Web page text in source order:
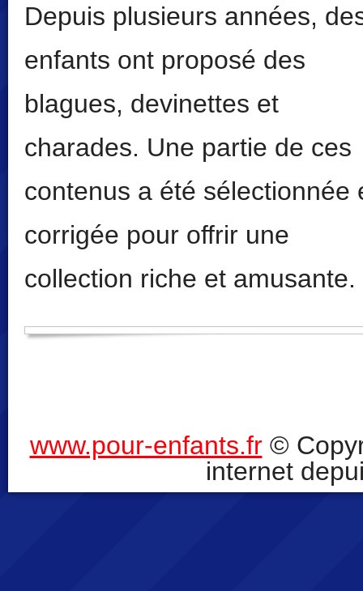
Depuis plusieurs années,
enfants ont proposé des
blagues, devinettes et
charades. Une partie de ces
contenus a été sélectionnée
corrigée pour offrir une
collection riche et amusante.
www.pour-enfants.fr©
internet